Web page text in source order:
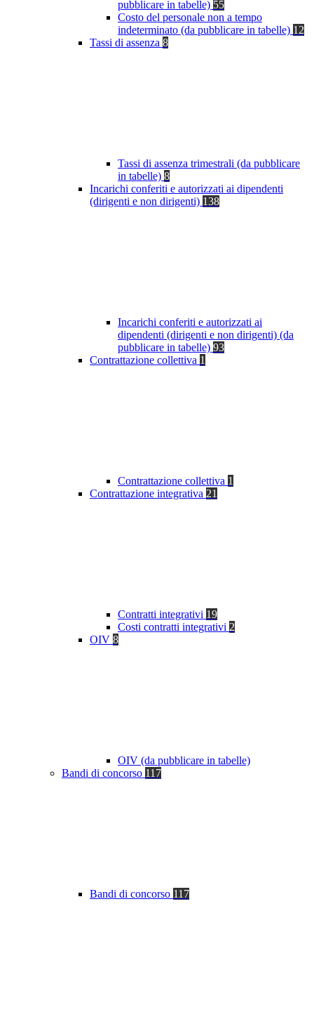
pubblicare in tabelle) 55
Costo del personale non a tempo
indeterminato (da pubblicare in tabelle) 12
Tassi di assenza 8
Tassi di assenza trimestrali (da pubblicare
in tabelle) 8
Incarichi conferiti e autorizzati ai dipendenti
(dirigenti e non dirigenti) 138
Incarichi conferiti e autorizzati ai
dipendenti (dirigenti e non dirigenti) (da
pubblicare in tabelle) 93
Contrattazione collettiva 1
Contrattazione collettiva 1
Contrattazione integrativa 21
Contratti integrativi 19
Costi contratti integrativi 2
OIV 8
OIV (da pubblicare in tabelle)
Bandi di concorso 117
Bandi di concorso 117